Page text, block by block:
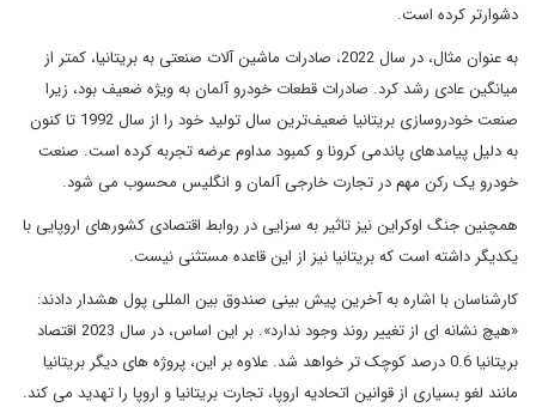
دشوارتر کرده است.
به عنوان مثال، در سال 2022، صادرات ماشین آلات صنعتی به بریتانیا، کمتر از
میانگین عادی رشد کرد. صادرات قطعات خودرو آلمان به ویژه ضعیف بود، زیرا
صنعت خودروسازی بریتانیا ضعیف‌ترین سال تولید خود را از سال 1992 تا کنون
به دلیل پیامدهای پاندمی کرونا و کمبود مداوم عرضه تجربه کرده است. صنعت
خودرو یک رکن مهم در تجارت خارجی آلمان و انگلیس محسوب می شود.
همچنین جنگ اوکراین نیز تاثیر به سزایی در روابط اقتصادی کشورهای اروپایی با
یکدیگر داشته است که بریتانیا نیز از این قاعده مستثنی نیست.
کارشناسان با اشاره به آخرین پیش بینی صندوق بین المللی پول هشدار دادند:
«هیچ نشانه ای از تغییر روند وجود ندارد». بر این اساس، در سال 2023 اقتصاد
بریتانیا 0.6 درصد کوچک تر خواهد شد. علاوه بر این، پروژه های دیگر بریتانیا
مانند لغو بسیاری از قوانین اتحادیه اروپا، تجارت بریتانیا و اروپا را تهدید می کند.